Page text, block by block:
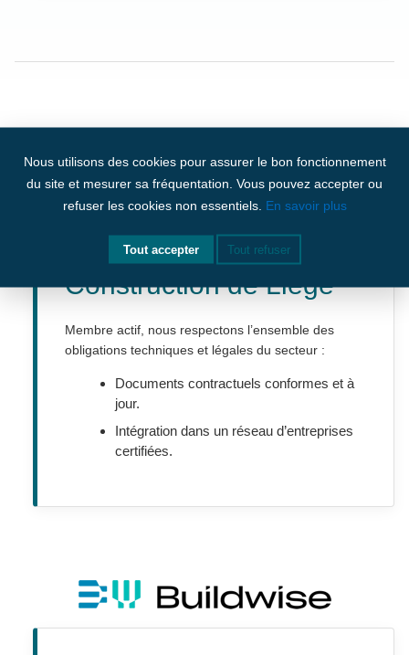
Chambre de la
Construction de Liège
Membre actif, nous respectons l’ensemble des
obligations techniques et légales du secteur :
Documents contractuels conformes et à
jour.
Intégration dans un réseau d’entreprises
certifiées.
Nous utilisons des cookies pour assurer le bon fonctionnement
du site et mesurer sa fréquentation. Vous pouvez accepter ou
refuser les cookies non essentiels. En savoir plus
Tout accepter Tout refuser